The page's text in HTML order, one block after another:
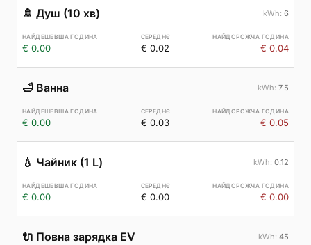
🚿 Душ (10 хв) 6
€ 0.00 € 0.02 € 0.04
🛁 Ванна 7.5
€ 0.00 € 0.03 € 0.05
💧 Чайник (1 L) 0.12
€ 0.00 € 0.00 € 0.00
🔌 Повна зарядка EV 45